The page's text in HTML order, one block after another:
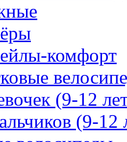
комфорт
(9-12
(9-12